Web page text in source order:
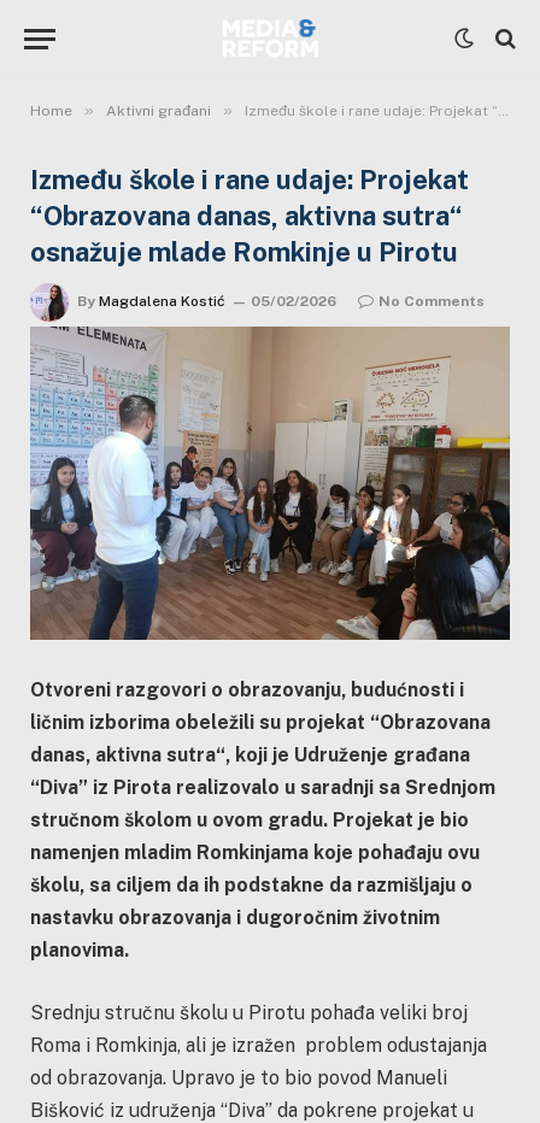
Home » Aktivni građani » Između škole i rane udaje: Projekat “Obrazovana danas, aktivna sutra“ osnažuje mlade Romkinje u Pirotu
Između škole i rane udaje: Projekat
“Obrazovana danas, aktivna sutra“
osnažuje mlade Romkinje u Pirotu
By Magdalena Kostić 05/02/2026 No Comments
Otvoreni razgovori o obrazovanju, budućnosti i
ličnim izborima obeležili su projekat “Obrazovana
danas, aktivna sutra“, koji je Udruženje građana
“Diva” iz Pirota realizovalo u saradnji sa Srednjom
stručnom školom u ovom gradu. Projekat je bio
namenjen mladim Romkinjama koje pohađaju ovu
školu, sa ciljem da ih podstakne da razmišljaju o
nastavku obrazovanja i dugoročnim životnim
planovima.
Srednju stručnu školu u Pirotu pohađa veliki broj
Roma i Romkinja, ali je izražen problem odustajanja
od obrazovanja. Upravo je to bio povod Manueli
Bišković iz udruženja “Diva” da pokrene projekat u